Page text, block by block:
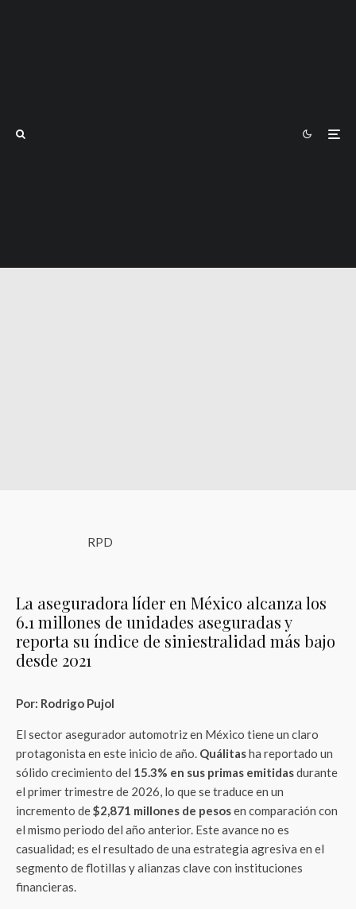
RPD
La aseguradora líder en México alcanza los
6.1 millones de unidades aseguradas y
reporta su índice de siniestralidad más bajo
desde 2021
Por: Rodrigo Pujol
El sector asegurador automotriz en México tiene un claro
protagonista en este inicio de año. Quálitasha reportado un
sólido crecimiento del 15.3% en sus primas emitidasdurante
el primer trimestre de 2026, lo que se traduce en un
incremento de$2,871 millones de pesosen comparación con
el mismo periodo del año anterior. Este avance no es
casualidad; es el resultado de una estrategia agresiva en el
segmento de flotillas y alianzas clave con instituciones
financieras.